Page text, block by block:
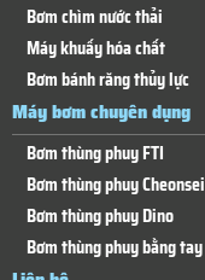
Bơm chìm nước thải
Máy khuấy hóa chất
Bơm bánh răng thủy lực
Máy bơm chuyên dụng
Bơm thùng phuy FTI
Bơm thùng phuy Cheonsei
Bơm thùng phuy Dino
Bơm thùng phuy bằng tay